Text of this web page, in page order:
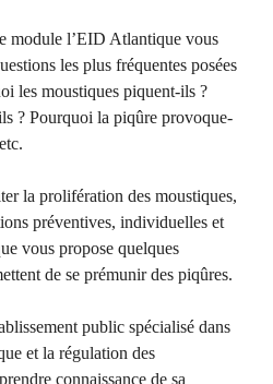
module l’EID Atlantique vous
les plus fréquentes posées
les moustiques piquent-ils ?
? Pourquoi la piqûre provoque-
la prolifération des moustiques,
préventives, individuelles et
vous propose quelques
de se prémunir des piqûres.
public spécialisé dans
et la régulation des
connaissance de sa